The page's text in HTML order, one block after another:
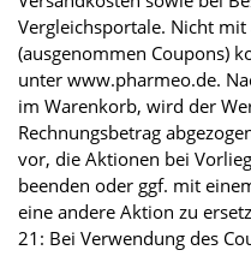
Vergleichsportale. Nicht
(ausgenommen Coupons)
unter www.pharmeo.de.
im Warenkorb, wird der
Rechnungsbetrag
vor, die Aktionen bei
beenden oder ggf. mit
eine andere Aktion zu
21: Bei Verwendung des